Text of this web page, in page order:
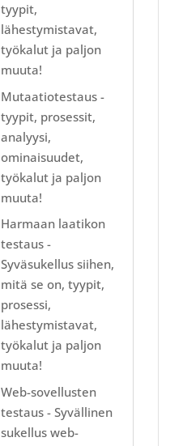
tyypit,
lähestymistavat,
työkalut ja paljon
muuta!
Mutaatiotestaus -
tyypit, prosessit,
analyysi,
ominaisuudet,
työkalut ja paljon
muuta!
Harmaan laatikon
testaus -
Syväsukellus siihen,
mitä se on, tyypit,
prosessi,
lähestymistavat,
työkalut ja paljon
muuta!
Web-sovellusten
testaus - Syvällinen
sukellus web-